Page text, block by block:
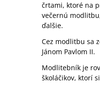
črtami, ktoré na
večernú
ďalšie.
Cez modlitbu sa
Jánom Pavlom II.
Modlitebník je
školáčikov, ktorí